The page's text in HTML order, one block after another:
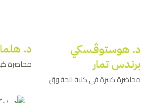
د. هوستوﭬـسكي
برندس تمار
محاضرة كبيرة في كلية الحقوق
د.
محاضرة